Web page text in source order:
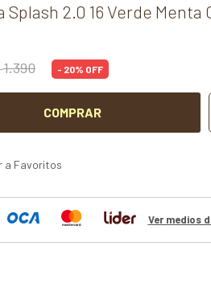
Splash 2.0 16 Verde Menta
1.390 20
COMPRAR
Ver medios